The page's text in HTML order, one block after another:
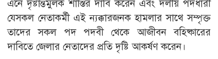
এনে দৃষ্টান্তমুলক শাস্তির দাবি করেন এবং দলীয় পদধারী
যেসকল নেতাকর্মী এই ন্যক্কারজনক হামলার সাথে সম্পৃক্ত
তাদের সকল পদ পদবী থেকে আজীবন বহিষ্কারের
দাবিতে জেলার নেতাদের প্রতি দৃষ্টি আকর্ষণ করেন।